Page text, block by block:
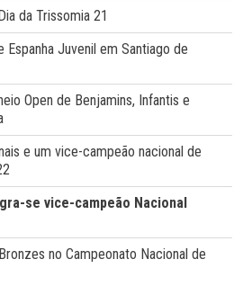
da Trissomia 21
Espanha Juvenil em Santiago de
Open de Benjamins, Infantis e
e um vice-campeão nacional de
se vice-campeão Nacional
no Campeonato Nacional de